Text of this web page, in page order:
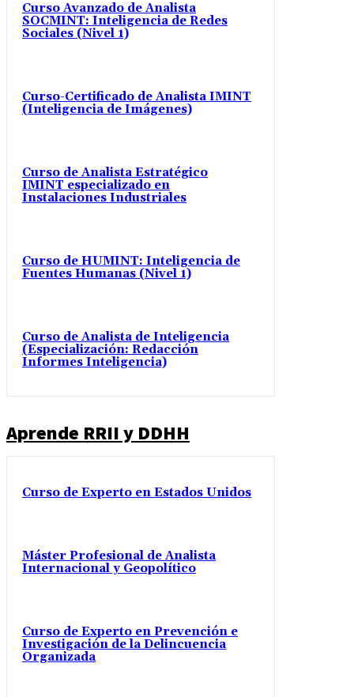
Curso Avanzado de Analista
SOCMINT: Inteligencia de Redes
Sociales (Nivel 1)
Curso-Certificado de Analista IMINT
(Inteligencia de Imágenes)
Curso de Analista Estratégico
IMINT especializado en
Instalaciones Industriales
Curso de HUMINT: Inteligencia de
Fuentes Humanas (Nivel 1)
Curso de Analista de Inteligencia
(Especialización: Redacción
Informes Inteligencia)
Aprende RRII y DDHH
Curso de Experto en Estados Unidos
Máster Profesional de Analista
Internacional y Geopolítico
Curso de Experto en Prevención e
Investigación de la Delincuencia
Organizada